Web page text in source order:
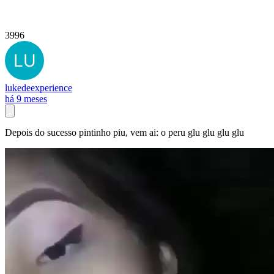
3996
lukedeexperience
há 9 meses
Depois do sucesso pintinho piu, vem ai: o peru glu glu glu glu